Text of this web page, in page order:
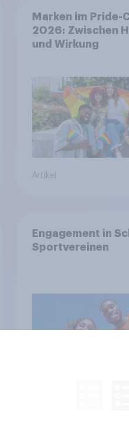
Marken im Pride-
2026: Zwischen
und Wirkung
Artikel
Engagement in
Sportvereinen